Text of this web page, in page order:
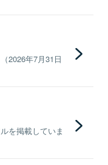
2026年7月31日
を掲載していま